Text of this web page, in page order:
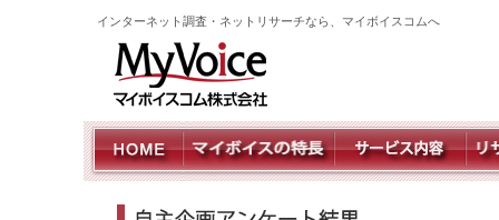
インターネット調査・ネットリサーチなら、マイボイスコムへ